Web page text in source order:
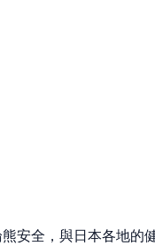
安全，與日本各地的